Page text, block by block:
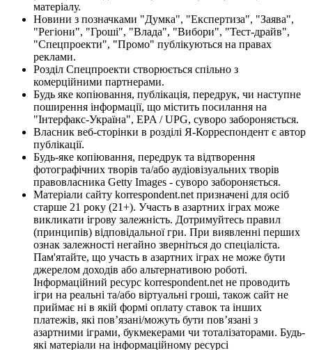
матеріалу.
Новини з позначками "Думка", "Експертиза", "Заява",
"Регіони", "Гроші", "Влада", "Вибори", "Тест-драйв",
"Спецпроекти", "Промо" публікуються на правах
реклами.
Розділ Спецпроекти створюється спільно з
комерційними партнерами.
Будь яке копіювання, публікація, передрук, чи наступне
поширення інформації, що містить посилання на
"Інтерфакс-Україна", EPA / UPG, суворо забороняється.
Власник веб-сторінки в розділі Я-Корреспондент є автор
публікації.
Будь-яке копіювання, передрук та відтворення
фотографічних творів та/або аудіовізуальних творів
правовласника Getty Images - суворо забороняється.
Матеріали сайту korrespondent.net призначені для осіб
старше 21 року (21+). Участь в азартних іграх може
викликати ігрову залежність. Дотримуйтесь правил
(принципів) відповідальної гри. При виявленні перших
ознак залежності негайно зверніться до спеціаліста.
Пам'ятайте, що участь в азартних іграх не може бути
джерелом доходів або альтернативою роботі.
Інформаційний ресурс korrespondent.net не проводить
ігри на реальні та/або віртуальні гроші, також сайт не
приймає ні в якій формі оплату ставок та інших
платежів, які пов’язані/можуть бути пов’язані з
азартними іграми, букмекерами чи тоталізаторами. Будь-
які матеріали на інформаційному ресурсі